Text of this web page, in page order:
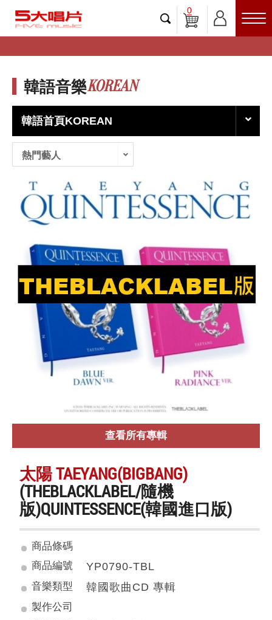
0
韓語音樂KOREAN
韓語首頁KOREAN
熱門藝人
查看所有專輯
太陽 TAEYANG(BIGBANG)
(THEBLACKLABEL/隨機
版)QUINTESSENCE(韓國進口版)
商品條碼
商品編號
YP0790-TBL
音樂類型 韓國歌曲CD 專輯
製作公司